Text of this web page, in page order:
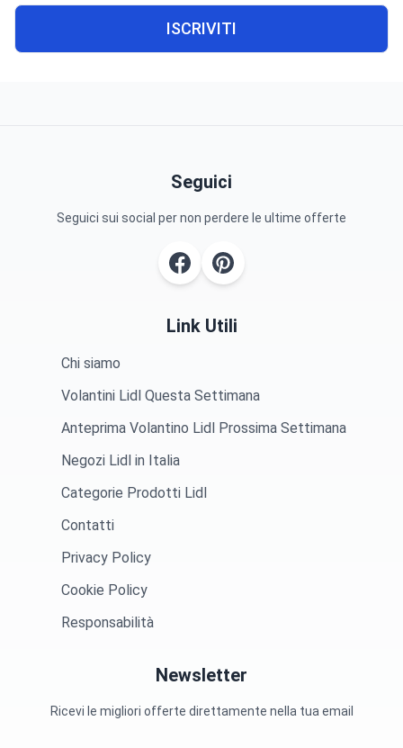
ISCRIVITI
Seguici
Seguici sui social per non perdere le ultime offerte
Link Utili
Chi siamo
Volantini Lidl Questa Settimana
Anteprima Volantino Lidl Prossima Settimana
Negozi Lidl in Italia
Categorie Prodotti Lidl
Contatti
Privacy Policy
Cookie Policy
Responsabilità
Newsletter
Ricevi le migliori offerte direttamente nella tua email